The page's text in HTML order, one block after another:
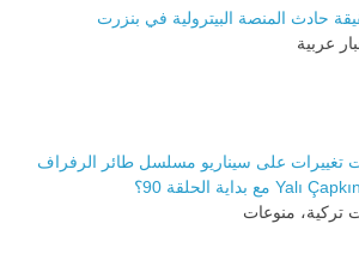
حادث المنصة البيترولية في بنزرت
عربية
على سيناريو مسلسل طائر الرفراف
تركية، منوعات